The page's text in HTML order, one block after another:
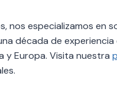
nos especializamos en
década de
y Europa. Visita nuestra